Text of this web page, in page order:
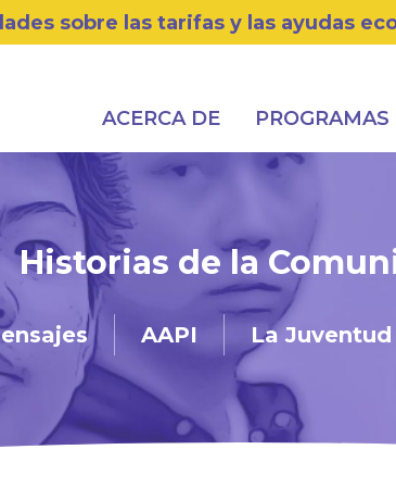
sobre las tarifas y las ayudas
ACERCA DE PROGRAMAS
Historias de la
AAPI La